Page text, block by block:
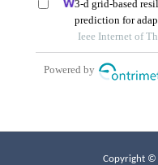
Copyright ©